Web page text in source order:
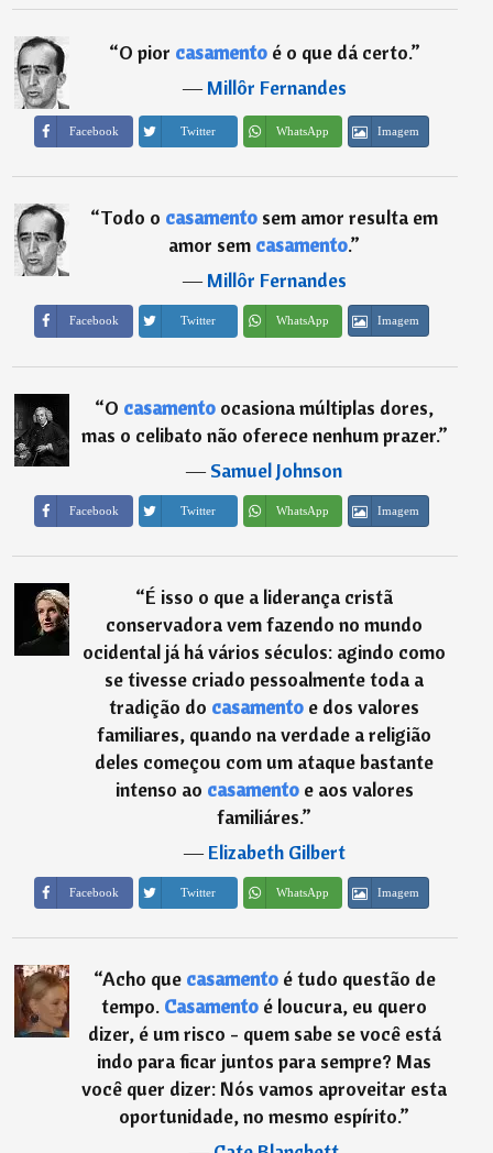
“O pior casamentoé o que dá certo.”
―Millôr Fernandes
Facebook Twitter WhatsApp Imagem
“Todo o casamento sem amor resulta em
amor sem casamento.”
―Millôr Fernandes
Facebook Twitter WhatsApp Imagem
“O casamento ocasiona múltiplas dores,
mas o celibato não oferece nenhum prazer.”
―Samuel Johnson
Facebook Twitter WhatsApp Imagem
“É isso o que a liderança cristã
conservadora vem fazendo no mundo
ocidental já há vários séculos: agindo como
se tivesse criado pessoalmente toda a
tradição do casamento e dos valores
familiares, quando na verdade a religião
deles começou com um ataque bastante
intenso ao casamentoe aos valores
familiáres.”
―Elizabeth Gilbert
Facebook Twitter WhatsApp Imagem
“Acho que casamentoé tudo questão de
tempo. Casamento é loucura, eu quero
dizer, é um risco - quem sabe se você está
indo para ficar juntos para sempre? Mas
você quer dizer: Nós vamos aproveitar esta
oportunidade, no mesmo espírito.”